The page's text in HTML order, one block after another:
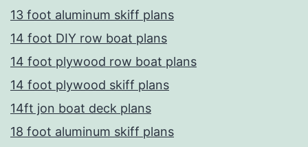
13 foot aluminum skiff plans
14 foot DIY row boat plans
14 foot plywood row boat plans
14 foot plywood skiff plans
14ft jon boat deck plans
18 foot aluminum skiff plans